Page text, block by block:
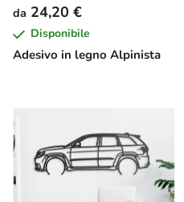
Adesivo in legno Alpinista
da 24,20 €
Disponibile